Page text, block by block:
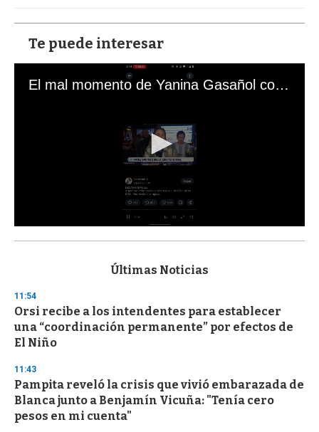
Te puede interesar
El mal momento de Yanina Gasañol con un hincha argentino en "Subrayado"
s
d
s
o
f
3
s
e
c
o
n
d
Últimas Noticias
11:54
Orsi recibe a los intendentes para establecer
una “coordinación permanente” por efectos de
El Niño
11:43
Pampita reveló la crisis que vivió embarazada de
Blanca junto a Benjamín Vicuña: "Tenía cero
pesos en mi cuenta"